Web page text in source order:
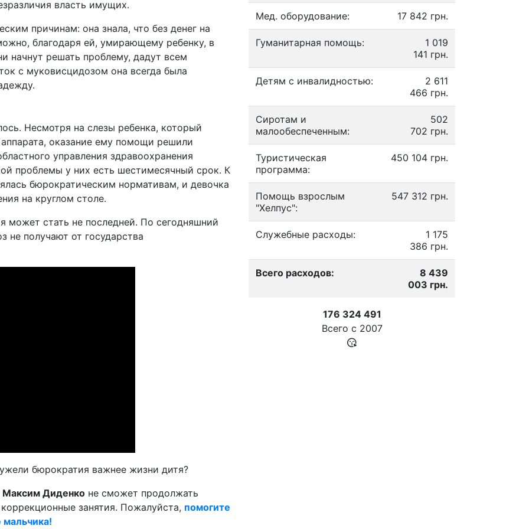
власть имущих.
причинам: она знала, что без денег на
благодаря ей, умирающему ребенку, в
начнут решать проблему, дадут всем
с муковисцидозом она всегда была
Несмотря на слезы ребенка, который
оказание ему помощи решили
управления здравоохранения
проблемы у них есть шестимесячный срок. К
бюрократическим нормативам, и девочка
на круглом столе.
может стать не последней. По сегодняшний
не получают от государства
бюрократия важнее жизни дитя?
Максим Диденко не сможет продолжать
занятия. Пожалуйста, помогите
мальчика!
Мед. оборудование: 17 842 грн.
Гуманитарная помощь:
1 019
141 грн.
Детям с инвалидностью:
2 611
466 грн.
Сиротам и
малообеспеченным:
502
702 грн.
Туристическая
программа:
450 104 грн.
Помощь взрослым
"Хелпус":
547 312 грн.
Служебные расходы:
1 175
386 грн.
Всего расходов:
8 439
003 грн.
176 324 491
Всего с 2007